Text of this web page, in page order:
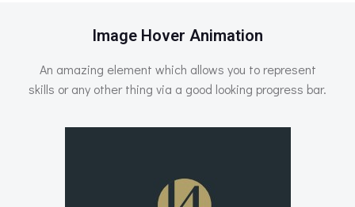
Image Hover Animation
An amazing element which allows you to represent
skills or any other thing via a good looking progress bar.